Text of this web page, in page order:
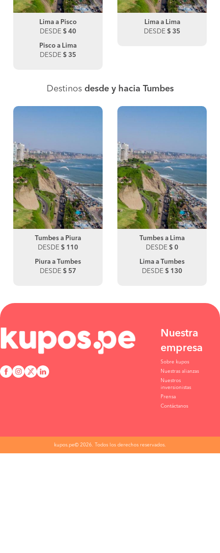
Lima a Pisco
DESDE $ 40
Pisco a Lima
DESDE $ 35
Lima a Lima
DESDE $ 35
Destinos desde y hacia Tumbes
Tumbes a Piura
DESDE $ 110
Piura a Tumbes
DESDE $ 57
Tumbes a Lima
DESDE $ 0
Lima a Tumbes
DESDE $ 130
Nuestra
empresa
Sobre kupos
Nuestras alianzas
Nuestros
inversionistas
Prensa
Contáctanos
kupos.pe© 2026. Todos los derechos reservados.